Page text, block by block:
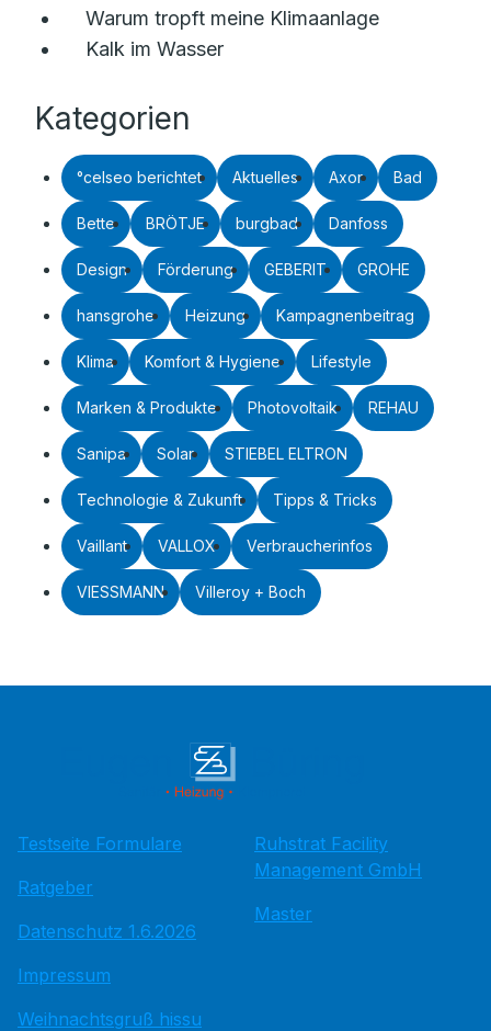
Warum tropft meine Klimaanlage
Kalk im Wasser
Kategorien
°celseo berichtet Aktuelles Axor Bad
Bette BRÖTJE burgbad Danfoss
Design Förderung GEBERIT GROHE
hansgrohe Heizung Kampagnenbeitrag
Klima Komfort & Hygiene Lifestyle
Marken & Produkte Photovoltaik REHAU
Sanipa Solar STIEBEL ELTRON
Technologie & Zukunft Tipps & Tricks
Vaillant VALLOX Verbraucherinfos
VIESSMANN Villeroy + Boch
Testseite Formulare
Ratgeber
Datenschutz 1.6.2026
Impressum
Weihnachtsgruß hissu
Ruhstrat Facility
Management GmbH
Master